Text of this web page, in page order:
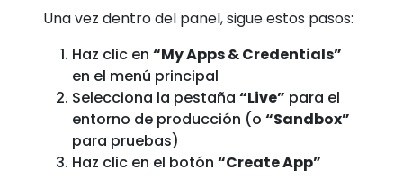
Una vez dentro del panel, sigue estos pasos:
Haz clic en “My Apps & Credentials”
en el menú principal
Selecciona la pestaña “Live” para el
entorno de producción (o “Sandbox”
para pruebas)
Haz clic en el botón “Create App”